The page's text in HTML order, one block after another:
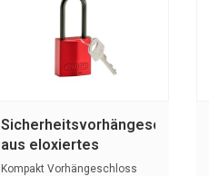
Sicherheitsvorhängeschloss
aus eloxiertes
Aluminium rot 834870
Kompakt Vorhängeschloss